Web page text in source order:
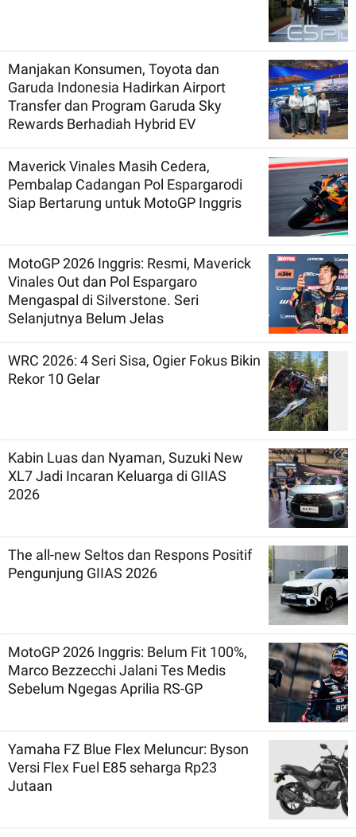
Manjakan Konsumen, Toyota dan
Garuda Indonesia Hadirkan Airport
Transfer dan Program Garuda Sky
Rewards Berhadiah Hybrid EV
Maverick Vinales Masih Cedera,
Pembalap Cadangan Pol Espargarodi
Siap Bertarung untuk MotoGP Inggris
MotoGP 2026 Inggris: Resmi, Maverick
Vinales Out dan Pol Espargaro
Mengaspal di Silverstone. Seri
Selanjutnya Belum Jelas
WRC 2026: 4 Seri Sisa, Ogier Fokus Bikin
Rekor 10 Gelar
Kabin Luas dan Nyaman, Suzuki New
XL7 Jadi Incaran Keluarga di GIIAS
2026
The all-new Seltos dan Respons Positif
Pengunjung GIIAS 2026
MotoGP 2026 Inggris: Belum Fit 100%,
Marco Bezzecchi Jalani Tes Medis
Sebelum Ngegas Aprilia RS-GP
Yamaha FZ Blue Flex Meluncur: Byson
Versi Flex Fuel E85 seharga Rp23
Jutaan